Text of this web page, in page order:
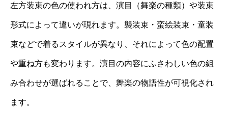
左方装束の色の使われ方は、演目（舞楽の種類）や装束
形式によって違いが現れます。襲装束・蛮絵装束・童装
束などで着るスタイルが異なり、それによって色の配置
や重ね方も変わります。演目の内容にふさわしい色の組
み合わせが選ばれることで、舞楽の物語性が可視化され
ます。